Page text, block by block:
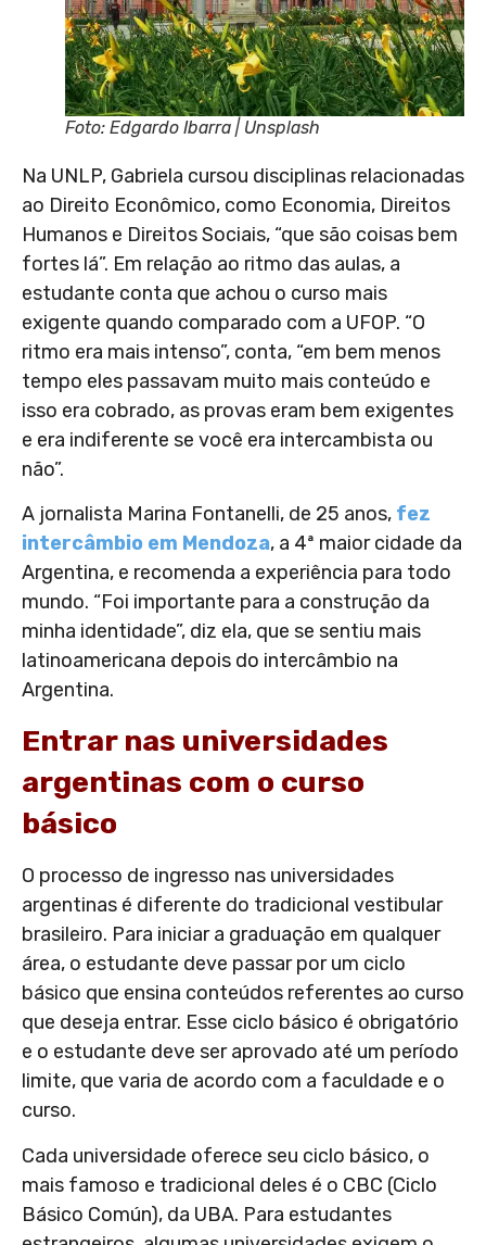
Foto: Edgardo Ibarra | Unsplash
Na UNLP, Gabriela cursou disciplinas relacionadas
ao Direito Econômico, como Economia, Direitos
Humanos e Direitos Sociais, “que são coisas bem
fortes lá”. Em relação ao ritmo das aulas, a
estudante conta que achou o curso mais
exigente quando comparado com a UFOP. “O
ritmo era mais intenso”, conta, “em bem menos
tempo eles passavam muito mais conteúdo e
isso era cobrado, as provas eram bem exigentes
e era indiferente se você era intercambista ou
não”.
A jornalista Marina Fontanelli, de 25 anos, fez
intercâmbio em Mendoza, a 4ª maior cidade da
Argentina, e recomenda a experiência para todo
mundo. “Foi importante para a construção da
minha identidade”, diz ela, que se sentiu mais
latinoamericana depois do intercâmbio na
Argentina.
Entrar nas universidades
argentinas com o curso
básico
O processo de ingresso nas universidades
argentinas é diferente do tradicional vestibular
brasileiro. Para iniciar a graduação em qualquer
área, o estudante deve passar por um ciclo
básico que ensina conteúdos referentes ao curso
que deseja entrar. Esse ciclo básico é obrigatório
e o estudante deve ser aprovado até um período
limite, que varia de acordo com a faculdade e o
curso.
Cada universidade oferece seu ciclo básico, o
mais famoso e tradicional deles é o CBC (Ciclo
Básico Común), da UBA. Para estudantes